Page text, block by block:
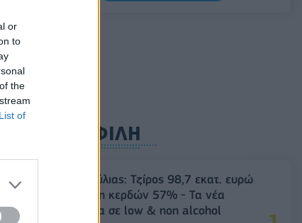
or
to
the
of
ΔΗΜΟΦΙΛΗ
Β.Σ. Καρούλιας: Τζίρος 98,7 εκατ. ευρώ
και αύξηση κερδών 57% - Τα νέα
στοιχήματα σε low & non alcohol